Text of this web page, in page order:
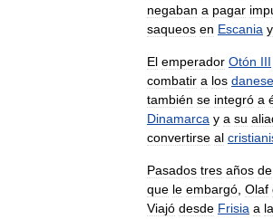
negaban a pagar
saqueos en Escania y
El emperador Otón III
combatir a los
también se integró a
Dinamarca y a su
convertirse al
Pasados tres años de
que le embargó, Olaf
Viajó desde Frisia a